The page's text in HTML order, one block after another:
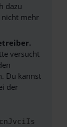
dazu
mehr
versucht
Du kannst
der